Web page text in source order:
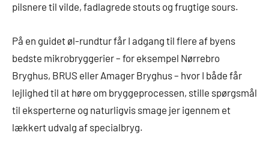
pilsnere til vilde, fadlagrede stouts og frugtige sours.
På en guidet øl-rundtur får I adgang til flere af byens
bedste mikrobryggerier – for eksempel Nørrebro
Bryghus, BRUS eller Amager Bryghus – hvor I både får
lejlighed til at høre om bryggeprocessen, stille spørgsmål
til eksperterne og naturligvis smage jer igennem et
lækkert udvalg af specialbryg.